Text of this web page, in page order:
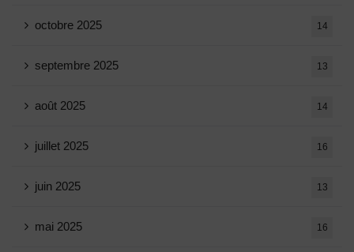
octobre 2025 14
septembre 2025 13
août 2025 14
juillet 2025 16
juin 2025 13
mai 2025 16